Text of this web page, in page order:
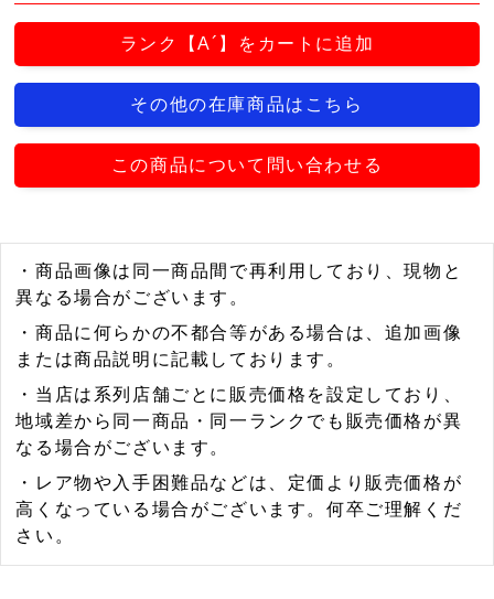
ランク【A´】をカートに追加
その他の在庫商品はこちら
この商品について問い合わせる
・商品画像は同一商品間で再利用しており、現物と
異なる場合がございます。
・商品に何らかの不都合等がある場合は、追加画像
または商品説明に記載しております。
・当店は系列店舗ごとに販売価格を設定しており、
地域差から同一商品・同一ランクでも販売価格が異
なる場合がございます。
・レア物や入手困難品などは、定価より販売価格が
高くなっている場合がございます。何卒ご理解くだ
さい。